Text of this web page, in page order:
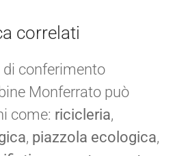
correlati
di conferimento
Monferrato può
come: ricicleria,
, piazzola ecologica,